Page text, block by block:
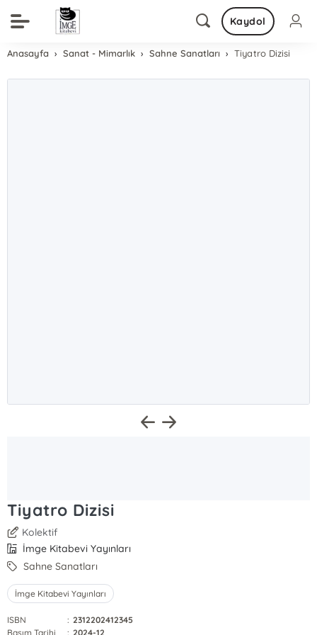
Kaydol
Anasayfa Sanat - Mimarlık Sahne Sanatları Tiyatro Dizisi
Tiyatro Dizisi
Kolektif
İmge Kitabevi Yayınları
Sahne Sanatları
İmge Kitabevi Yayınları
ISBN : 2312202412345
Basım Tarihi
: 2024-12